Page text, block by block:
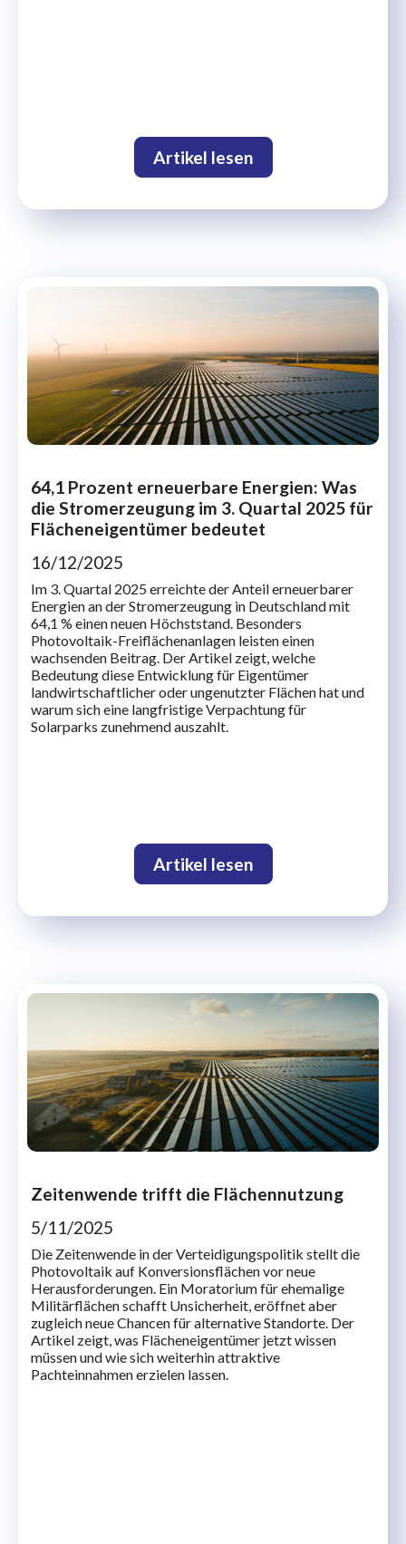
Artikel lesen
64,1 Prozent erneuerbare Energien: Was
die Stromerzeugung im 3. Quartal 2025 für
Flächeneigentümer bedeutet
16/12/2025
Im 3. Quartal 2025 erreichte der Anteil erneuerbarer
Energien an der Stromerzeugung in Deutschland mit
64,1 % einen neuen Höchststand. Besonders
Photovoltaik-Freiflächenanlagen leisten einen
wachsenden Beitrag. Der Artikel zeigt, welche
Bedeutung diese Entwicklung für Eigentümer
landwirtschaftlicher oder ungenutzter Flächen hat und
warum sich eine langfristige Verpachtung für
Solarparks zunehmend auszahlt.
Artikel lesen
Zeitenwende trifft die Flächennutzung
5/11/2025
Die Zeitenwende in der Verteidigungspolitik stellt die
Photovoltaik auf Konversionsflächen vor neue
Herausforderungen. Ein Moratorium für ehemalige
Militärflächen schafft Unsicherheit, eröffnet aber
zugleich neue Chancen für alternative Standorte. Der
Artikel zeigt, was Flächeneigentümer jetzt wissen
müssen und wie sich weiterhin attraktive
Pachteinnahmen erzielen lassen.